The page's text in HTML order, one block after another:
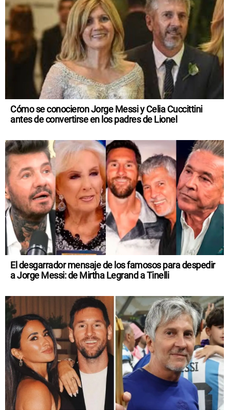
Cómo se conocieron Jorge Messi y Celia Cuccittini
antes de convertirse en los padres de Lionel
El desgarrador mensaje de los famosos para despedir
a Jorge Messi: de Mirtha Legrand a Tinelli